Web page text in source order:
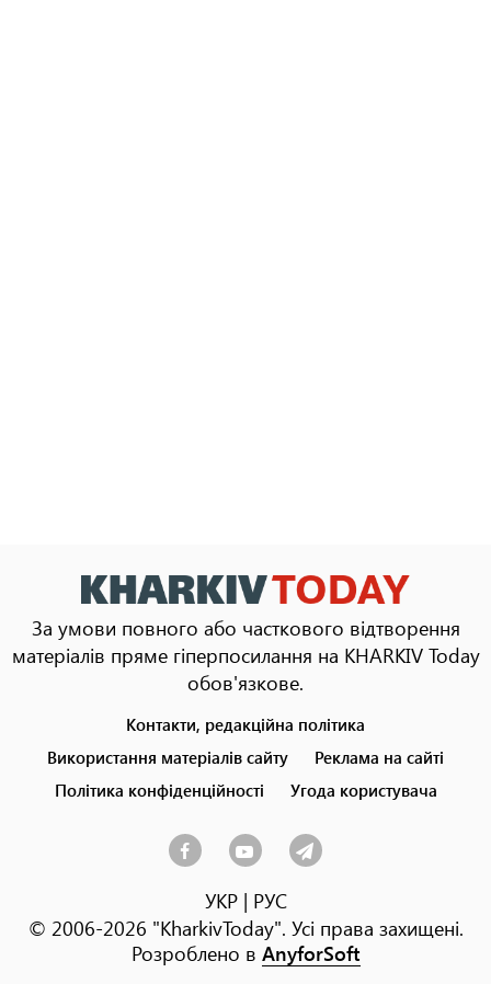
За умови повного або часткового відтворення
матеріалів пряме гіперпосилання на KHARKIV Today
обов'язкове.
menu
Контакти, редакційна політика
Використання матеріалів сайту
Реклама на сайті
Політика конфіденційності
Угода користувача
УКР| РУС
© 2006-2026 "KharkivToday". Усі права захищені.
Розроблено в AnyforSoft